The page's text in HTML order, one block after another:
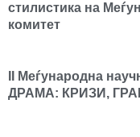
стилистика на
комитет
II Меѓународна
ДРАМА: КРИЗИ,